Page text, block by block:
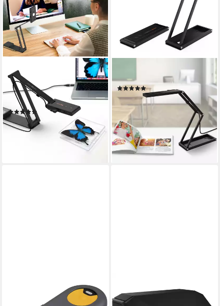
VIISAN
Hochauflösender
Buchscanner, Fotoscanner
Dokumentenscanner
99,00 € UVP
199,00 €
(9,90 €/ 1 Stk)
lieferbar - in 2-3 Werktagen bei dir
P4U Dokumentenscanner
(2)
79,00 € UVP149,00 €
-47%
lieferbar - in 2-3 Werktagen bei dir